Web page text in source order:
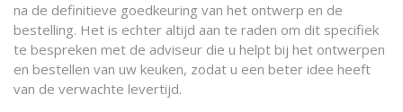
na de definitieve goedkeuring van het ontwerp en de
bestelling. Het is echter altijd aan te raden om dit specifiek
te bespreken met de adviseur die u helpt bij het ontwerpen
en bestellen van uw keuken, zodat u een beter idee heeft
van de verwachte levertijd.